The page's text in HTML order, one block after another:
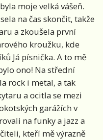
moje velká vášeň.
na čas skončit, takže
a zkoušela první
kroužku, kde
Já písnička. A to mě
ono! Na střední
rock i metal, a tak
a ocitla se mezi
garážích v
na funky a jazz a
kteří mě výrazně